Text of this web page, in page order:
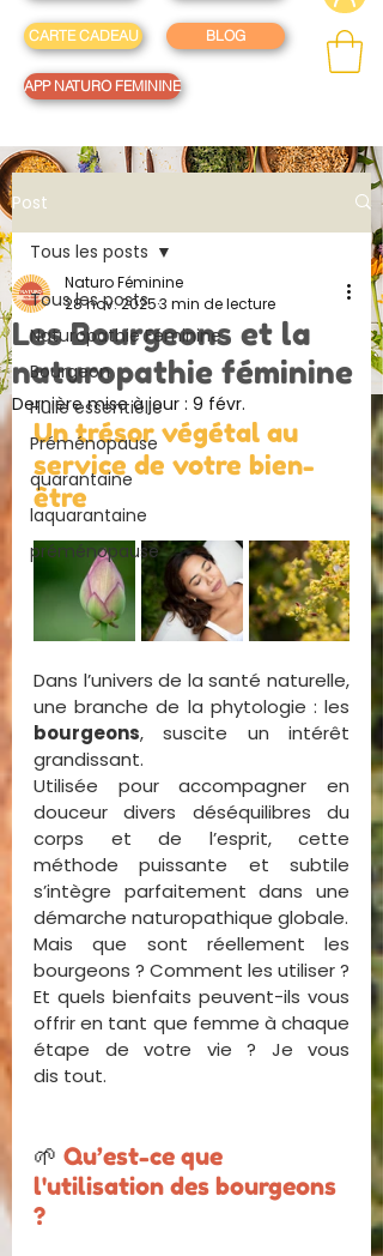
CARTE CADEAU
APP NATURO FEMININE
BLOG
Post
Tous les posts
Naturopathie Féminine
Bourgeon
Huile essentielle
Préménopause
quarantaine
laquarantaine
préménopause
Tous les posts
Les Bourgeons et la
naturopathie féminine
Naturo Féminine
28 nov. 20253 min de lecture
Dernière mise à jour : 9 févr.
Un trésor végétal au
service de votre bien-
être
Dans l’univers de la santé naturelle,
bourgeons, suscite un intérêt
grandissant.
Utilisée pour accompagner en
douceur divers déséquilibres du
corps et de l’esprit, cette
méthode puissante et subtile
s’intègre parfaitement dans une
démarche naturopathique globale.
Mais que sont réellement les
bourgeons ? Comment les utiliser ?
Et quels bienfaits peuvent-ils vous
offrir en tant que femme à chaque
étape de votre vie ? Je vous
dis tout.
🌱 Qu’est-ce que
l'utilisation des bourgeons
?